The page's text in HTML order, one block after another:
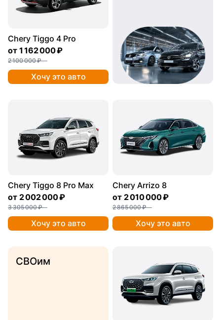
Chery Tiggo 4 Pro
от 1 162 000 ₽
2 100 000 ₽
Хочу это авто
Chery Tiggo 8 Pro Max
от 2 002 000 ₽
3 305 000 ₽
Хочу это авто
Chery Arrizo 8
от 2 010 000 ₽
2 865 000 ₽
Хочу это авто
СВОим